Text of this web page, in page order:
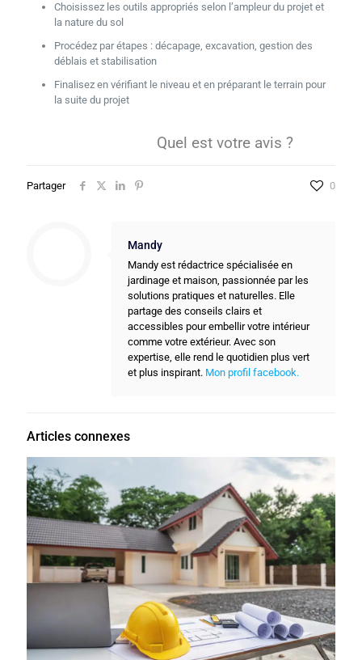
Choisissez les outils appropriés selon l’ampleur du projet et
la nature du sol
Procédez par étapes : décapage, excavation, gestion des
déblais et stabilisation
Finalisez en vérifiant le niveau et en préparant le terrain pour
la suite du projet
Quel est votre avis ?
Partager 0
Mandy
Mandy est rédactrice spécialisée en
jardinage et maison, passionnée par les
solutions pratiques et naturelles. Elle
partage des conseils clairs et
accessibles pour embellir votre intérieur
comme votre extérieur. Avec son
expertise, elle rend le quotidien plus vert
et plus inspirant. Mon profil facebook.
Articles connexes